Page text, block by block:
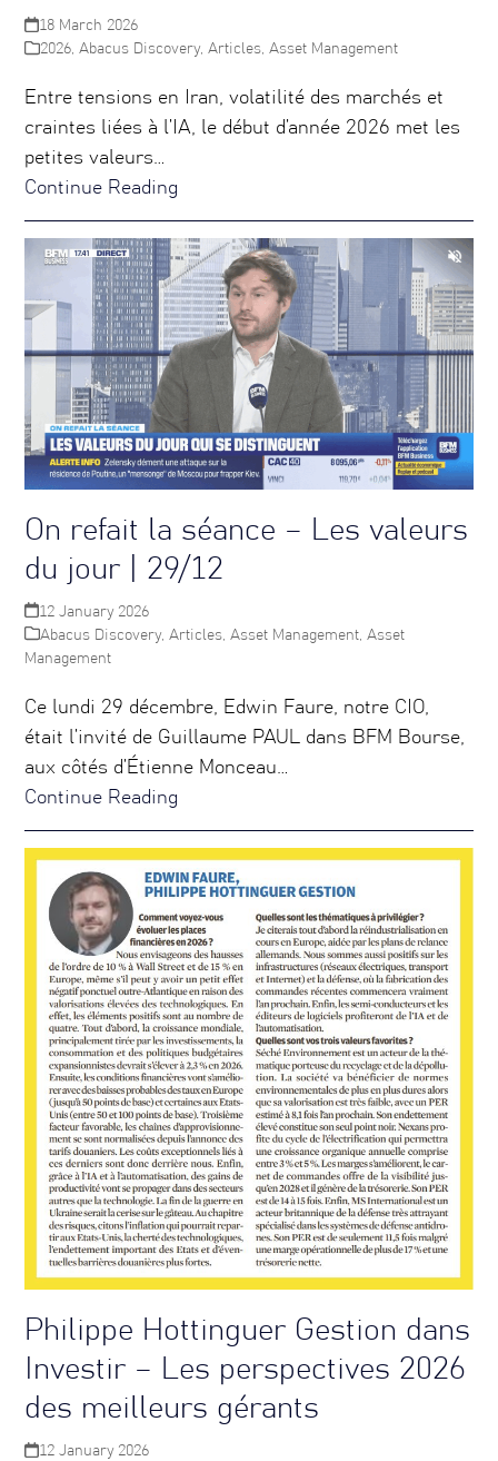
18 March 2026
2026,Abacus Discovery,Articles,Asset Management
Entre tensions en Iran, volatilité des marchés et
craintes liées à l’IA, le début d’année 2026 met les
petites valeurs…
Continue Reading
On refait la séance – Les valeurs
du jour | 29/12
12 January 2026
Abacus Discovery, Articles Asset Management Asset
Management
Ce lundi 29 décembre, Edwin Faure, notre CIO,
était l’invité de Guillaume PAUL dans BFM Bourse,
aux côtés d’Étienne Monceau…
Continue Reading
Philippe Hottinguer Gestion dans
Investir – Les perspectives 2026
des meilleurs gérants
12 January 2026